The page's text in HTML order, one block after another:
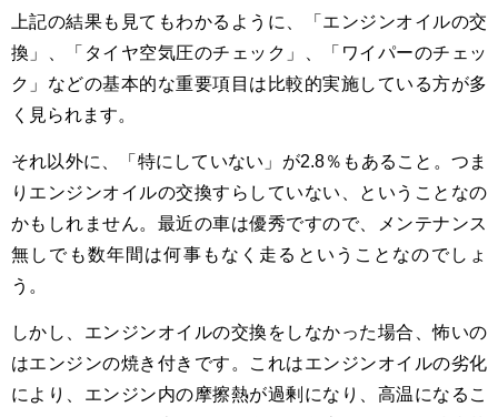
上記の結果も見てもわかるように、「エンジンオイルの交
換」、「タイヤ空気圧のチェック」、「ワイパーのチェッ
ク」などの基本的な重要項目は比較的実施している方が多
く見られます。
それ以外に、「特にしていない」が2.8％もあること。つま
りエンジンオイルの交換すらしていない、ということなの
かもしれません。最近の車は優秀ですので、メンテナンス
無しでも数年間は何事もなく走るということなのでしょ
う。
しかし、エンジンオイルの交換をしなかった場合、怖いの
はエンジンの焼き付きです。これはエンジンオイルの劣化
により、エンジン内の摩擦熱が過剰になり、高温になるこ